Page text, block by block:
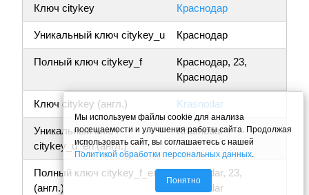
Ключ citykey Краснодар
Уникальный ключ citykey_u Краснодар
Полный ключ citykey_f
Краснодар, 23,
Краснодар
Ключ citykey (англ.) Krasnodar
Уникальный ключ
citykey_u_en (англ.)
Krasnodar
Полный ключ citykey_f_en
(англ.)
Krasnodar, 23,
Krasnodar
Мы используем файлы cookie для анализа
посещаемости и улучшения работы сайта. Продолжая
использовать сайт, вы соглашаетесь с нашей
Политикой обработки персональных данных.
Понятно